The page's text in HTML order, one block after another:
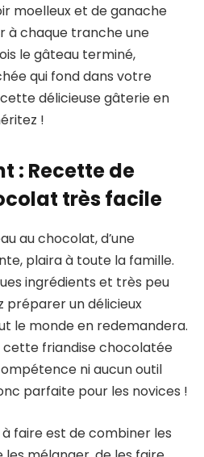
moelleux et de ganache
à chaque tranche une
le gâteau terminé,
qui fond dans votre
délicieuse gâterie en
!
: Recette de
très facile
au chocolat, d’une
plaira à toute la famille.
ingrédients et très peu
préparer un délicieux
le monde en redemandera.
cette friandise chocolatée
ni aucun outil
parfaite pour les novices !
faire est de combiner les